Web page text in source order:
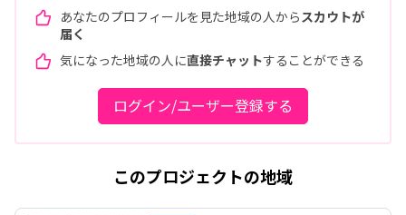
あなたのプロフィールを見た地域の人から スカウトが
届く
気になった地域の人に直接チャットすることができる
ログイン/ユーザー登録する
このプロジェクトの地域